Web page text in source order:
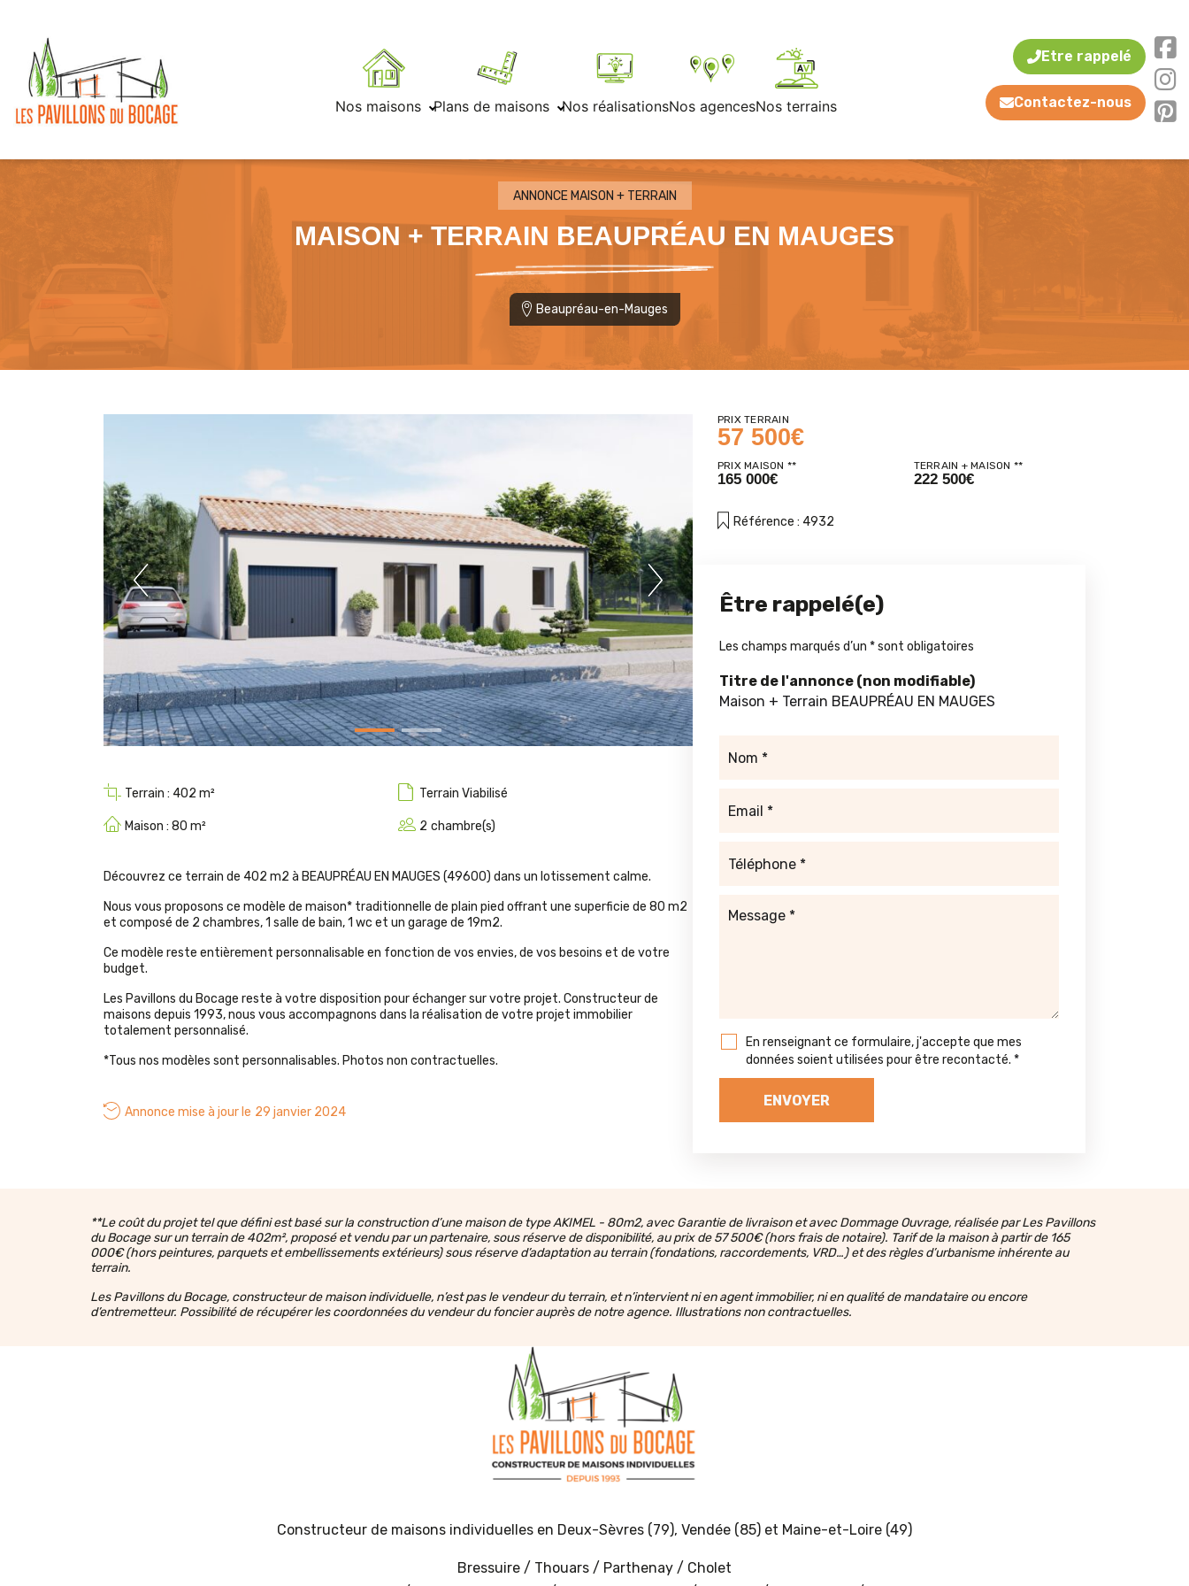
Nos maisons Plans de maisons Nos réalisationsNos agencesNos terrains
Etre rappelé
Contactez-nous
ANNONCE MAISON + TERRAIN
MAISON + TERRAIN BEAUPRÉAU EN MAUGES
Beaupréau-en-Mauges
Previous Next
PRIX TERRAIN
57 500€
PRIX MAISON **
165 000€
TERRAIN + MAISON **
222 500€
Référence : 4932
Terrain : 402 Terrain Viabilisé
Maison : 80 chambre(s)
2
Découvrez ce terrain de 402 m2 à BEAUPRÉAU EN MAUGES (49600) dans un lotissement calme.
Nous vous proposons ce modèle de maison* traditionnelle de plain pied offrant une superficie de 80 m2
et composé de 2 chambres, 1 salle de bain, 1 wc et un garage de 19m2.
Ce modèle reste entièrement personnalisable en fonction de vos envies, de vos besoins et de votre
budget.
Les Pavillons du Bocage reste à votre disposition pour échanger sur votre projet. Constructeur de
maisons depuis 1993, nous vous accompagnons dans la réalisation de votre projet immobilier
totalement personnalisé.
*Tous nos modèles sont personnalisables. Photos non contractuelles.
Annonce mise à jour le 29 janvier 2024
Être rappelé(e)
Les champs marqués d’un *sont obligatoires
Titre de l'annonce (non modifiable)
En renseignant ce formulaire, j'accepte que mes
données soient utilisées pour être recontacté. *
**Le coût du projet tel que défini est basé sur la construction d’une maison de type AKIMEL - 80m2, avec Garantie de livraison et avec Dommage Ouvrage, réalisée par Les Pavillons
du Bocage sur un terrain de 402m², proposé et vendu par un partenaire, sous réserve de disponibilité, au prix de 57 500€ (hors frais de notaire). Tarif de la maison à partir de 165
000€ (hors peintures, parquets et embellissements extérieurs) sous réserve d’adaptation au terrain (fondations, raccordements, VRD…) et des règles d’urbanisme inhérente au
terrain.
Les Pavillons du Bocage, constructeur de maison individuelle, n’est pas le vendeur du terrain, et n’intervient ni en agent immobilier, ni en qualité de mandataire ou encore
d’entremetteur. Possibilité de récupérer les coordonnées du vendeur du foncier auprès de notre agence. Illustrations non contractuelles.
Constructeur de maisons individuelles en Deux-Sèvres (79), Vendée (85) et Maine-et-Loire (49)
Bressuire / Thouars / Parthenay / Cholet